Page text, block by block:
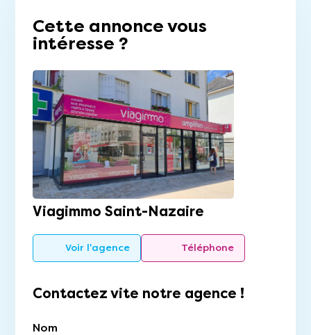
Cette annonce vous
intéresse ?
Viagimmo Saint-Nazaire
Voir l'agence Téléphone
Contactez vite notre agence !
Nom